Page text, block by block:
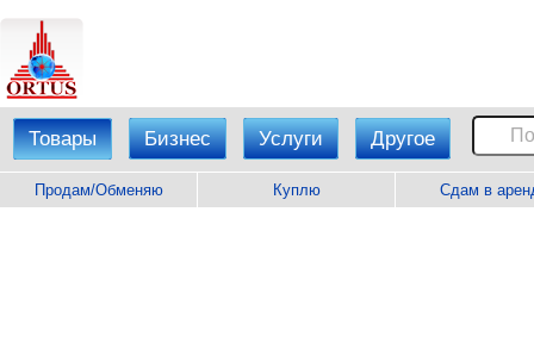
Товары Бизнес Услуги Другое
Продам/Обменяю Куплю Сдам в